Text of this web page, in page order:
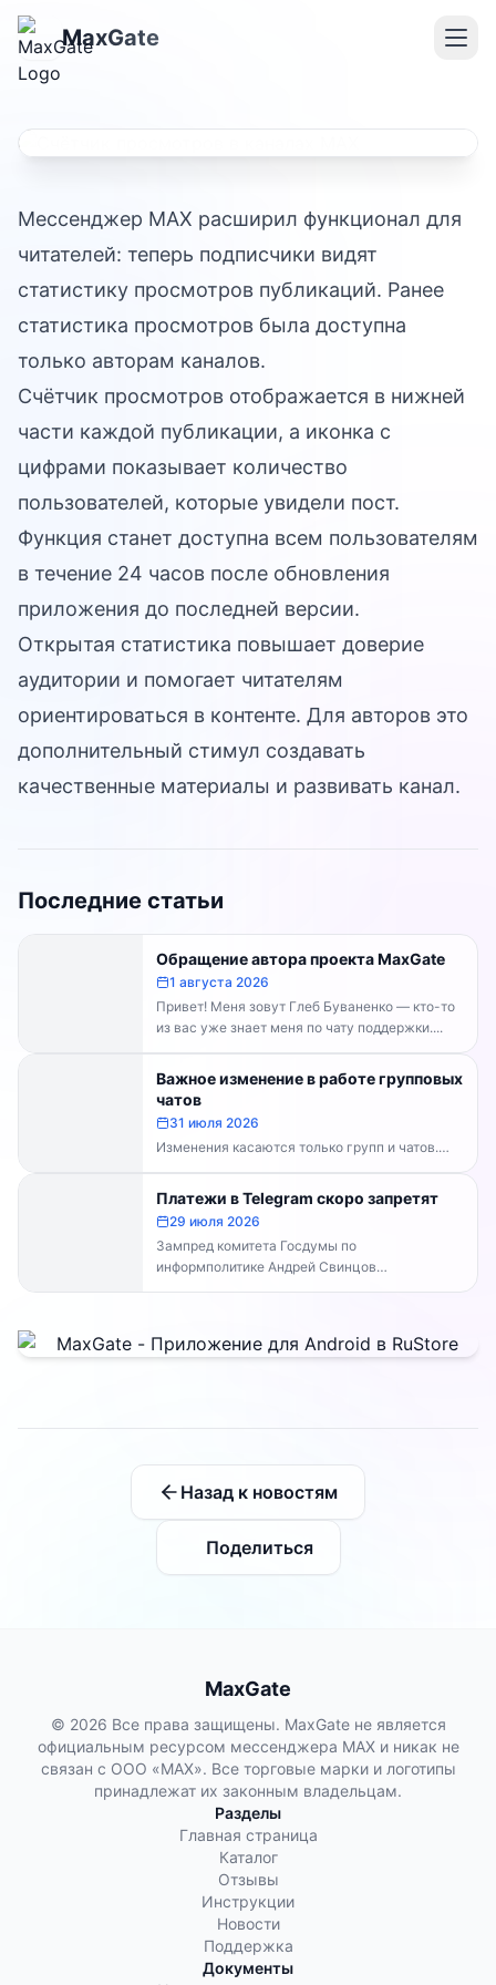
MaxGate
Счётчик просмотров в
Мессенджер MAX расширил функционал для
читателей: теперь подписчики видят
статистику просмотров публикаций. Ранее
статистика просмотров была доступна
только авторам каналов.
Счётчик просмотров отображается в нижней
части каждой публикации, а иконка с
цифрами показывает количество
пользователей, которые увидели пост.
Функция станет доступна всем пользователям
в течение 24 часов после обновления
приложения до последней версии.
Открытая статистика повышает доверие
аудитории и помогает читателям
ориентироваться в контенте. Для авторов это
дополнительный стимул создавать
качественные материалы и развивать канал.
Последние статьи
Обращение автора проекта MaxGate
1 августа 2026
Привет! Меня зовут Глеб Буваненко — кто-то
из вас уже знает меня по чату поддержки....
Важное изменение в работе групповых
чатов
31 июля 2026
Изменения касаются только групп и чатов.
Каналы работают в прежнем режиме —
владельцам каналов делать...
Платежи в Telegram скоро запретят
29 июля 2026
Зампред комитета Госдумы по
информполитике Андрей Свинцов
рекомендовал россиянам временно
Назад к новостям
Поделиться
MaxGate
© 2026 Все права защищены. MaxGate не является
официальным ресурсом мессенджера MAX и никак не
связан с ООО «МАХ». Все торговые марки и логотипы
принадлежат их законным владельцам.
Разделы
Главная страница
Каталог
Отзывы
Инструкции
Новости
Поддержка
Документы